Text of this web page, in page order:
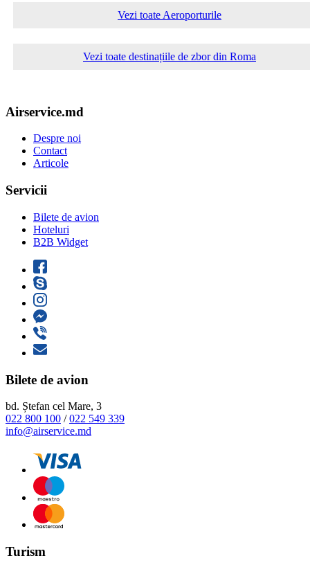
Vezi toate Aeroporturile
Vezi toate destinațiile de zbor din Roma
Airservice.md
Despre noi
Contact
Articole
Servicii
Bilete de avion
Hoteluri
B2B Widget
Bilete de avion
bd. Ștefan cel Mare, 3
022 800 100 /022 549 339
info@airservice.md
Turism